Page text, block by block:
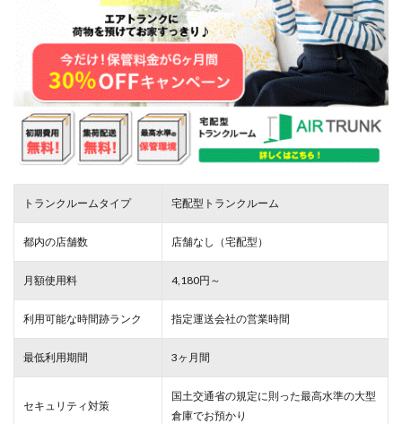
トランクルームタイプ 宅配型トランクルーム
都内の店舗数 店舗なし（宅配型）
月額使用料 4,180円～
利用可能な時間跡ランク 指定運送会社の営業時間
最低利用期間 3ヶ月間
セキュリティ対策
国土交通省の規定に則った最高水準の大型
倉庫でお預かり